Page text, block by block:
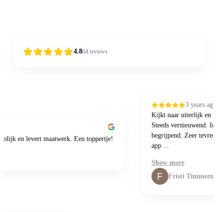
4.864 reviews
en levert maatwerk. Een toppertje!
3 years ago
Kijkt naar uiterlijk en
Steeds vernieuwend.
begrijpend. Zeer
app ...
Show more
Fristi